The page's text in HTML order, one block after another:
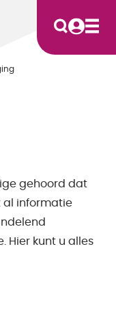
gehoord dat
al informatie
Hier kunt u alles